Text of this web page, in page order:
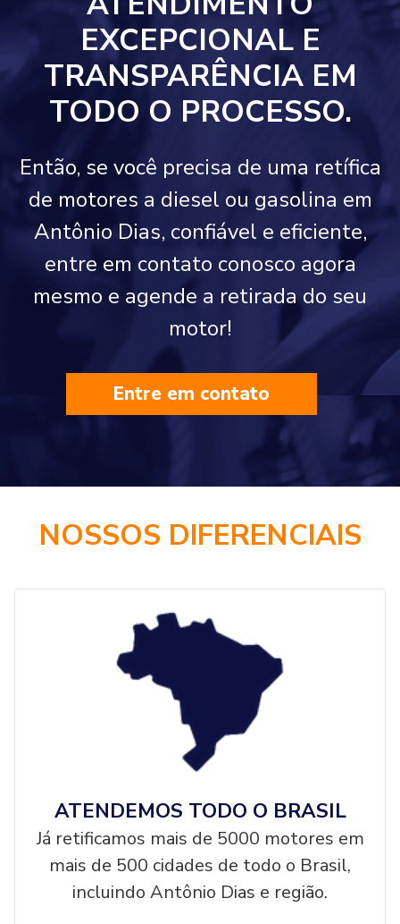
EXCEPCIONAL E
TRANSPARÊNCIA EM
TODO O PROCESSO.
Então, se você precisa de uma retífica
de motores a diesel ou gasolina em
Antônio Dias, confiável e eficiente,
entre em contato conosco agora
mesmo e agende a retirada do seu
motor!
Entre em contato
NOSSOS DIFERENCIAIS
ATENDEMOS TODO O BRASIL
Já retificamos mais de 5000 motores em
mais de 500 cidades de todo o Brasil,
incluindo Antônio Dias e região.